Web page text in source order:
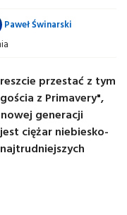
Paweł Świnarski
przestać z tym
z Primavery",
generacji
ciężar niebiesko-